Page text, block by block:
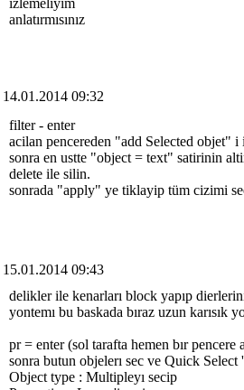
anlatırmısınız
14.01.2014 09:32
filter - enter
acilan pencereden "add Selected objet"
sonra en ustte "object = text" satirinin
delete ile silin.
sonrada "apply" ye tiklayip tüm cizimi
15.01.2014 09:43
delikler ile kenarları block yapıp
yontemı bu baskada bıraz uzun karısık
pr = enter (sol tarafta hemen bır pencere
sonra butun objelerı sec ve Quick Select
Object type : Multipleyı secip